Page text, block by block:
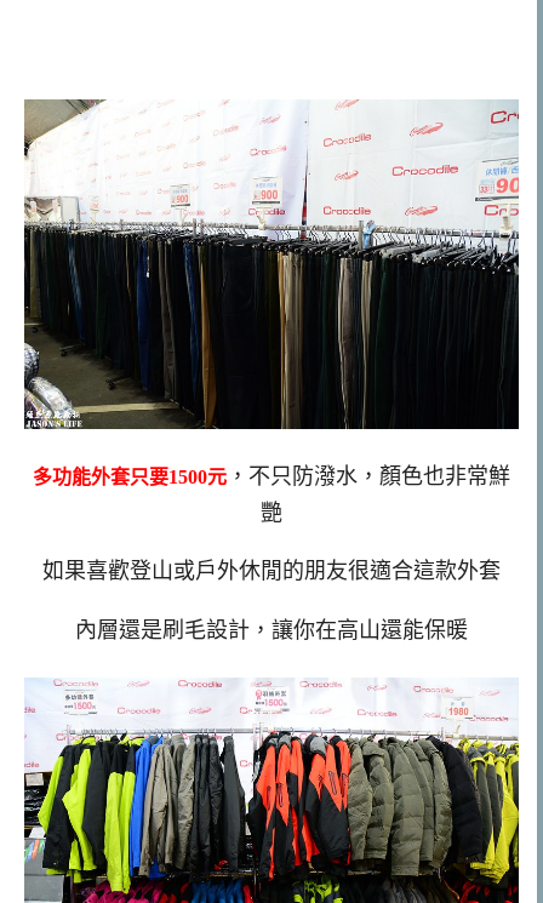
多功能外套只要1500元 ，不只防潑水，顏色也非常鮮
艷
如果喜歡登山或戶外休閒的朋友很適合這款外套
內層還是刷毛設計，讓你在高山還能保暖